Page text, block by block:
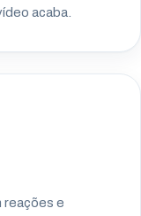
acaba.
reações e